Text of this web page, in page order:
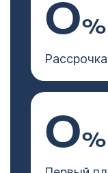
0%
Рассрочка
0%